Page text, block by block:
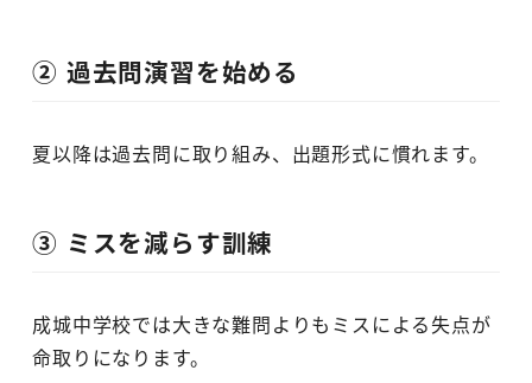
② 過去問演習を始める
夏以降は過去問に取り組み、出題形式に慣れます。
③ ミスを減らす訓練
成城中学校では大きな難問よりもミスによる失点が
命取りになります。